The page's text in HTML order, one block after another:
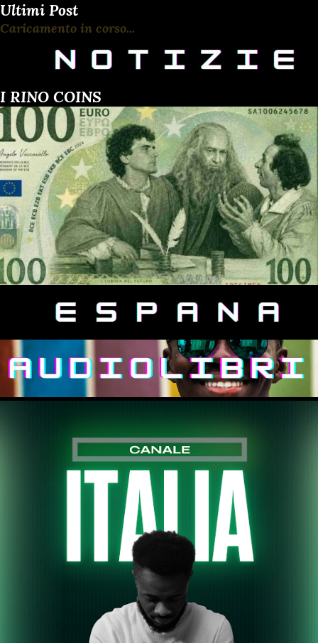
Ultimi Post
Caricamento in corso...
I RINO COINS